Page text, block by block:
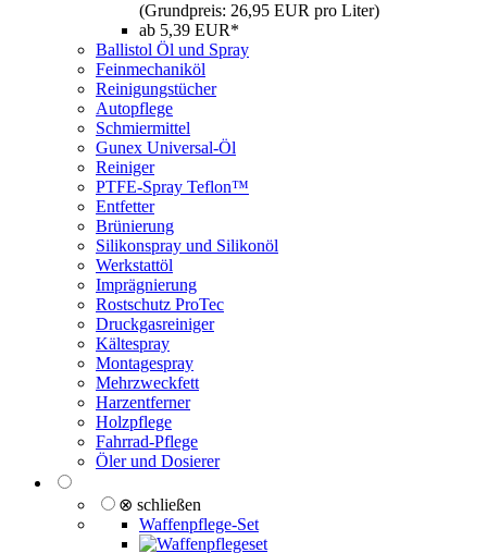
(Grundpreis: 26,95 EUR pro Liter)
ab 5,39 EUR*
Ballistol Öl und Spray
Feinmechaniköl
Reinigungstücher
Autopflege
Schmiermittel
Gunex Universal-Öl
Reiniger
PTFE-Spray Teflon™
Entfetter
Brünierung
Silikonspray und Silikonöl
Werkstattöl
Imprägnierung
Rostschutz ProTec
Druckgasreiniger
Kältespray
Montagespray
Mehrzweckfett
Harzentferner
Holzpflege
Fahrrad-Pflege
Öler und Dosierer
⊗ schließen
Waffenpflege-Set